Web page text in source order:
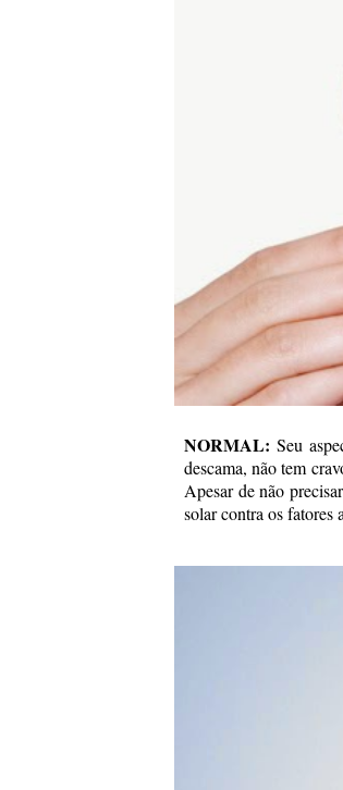
NORMAL: Seu
descama, não tem
Apesar de não
solar contra os fatores